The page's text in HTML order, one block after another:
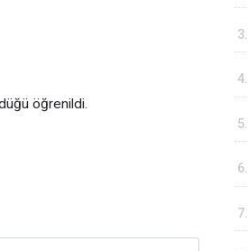
öğrenildi.
3.
4.
5.
6.
7.